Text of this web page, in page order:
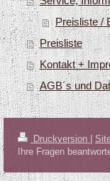
Preisliste /
Preisliste
Kontakt +
AGB´s und
Druckversion
Ihre Fragen